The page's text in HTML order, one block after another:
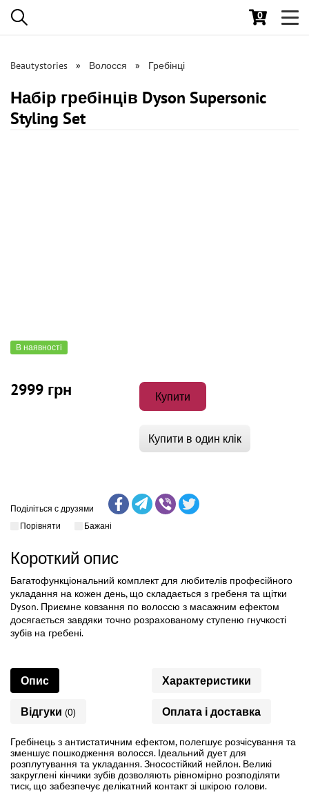
0
Beautystories Волосся Гребінці
Набір гребінців Dyson Supersonic
Styling Set
В наявності
2999 грн Купити
Купити в один клік
Поділіться с друзями
Порівняти
Бажані
Короткий опис
Багатофункціональний комплект для любителів професійного
укладання на кожен день, що складається з гребеня та щітки
Dyson. Приємне ковзання по волоссю з масажним ефектом
досягається завдяки точно розрахованому ступеню гнучкості
зубів на гребені.
Опис Характеристики
Відгуки (0) Оплата і доставка
Гребінець з антистатичним ефектом, полегшує розчісування та
зменшує пошкодження волосся. Ідеальний дует для
розплутування та укладання. Зносостійкий нейлон. Великі
закруглені кінчики зубів дозволяють рівномірно розподіляти
тиск, що забезпечує делікатний контакт зі шкірою голови.